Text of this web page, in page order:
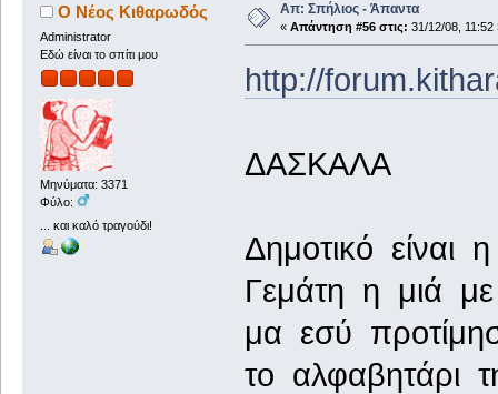
Ο Νέος Κιθαρωδός
Administrator
Εδώ είναι το σπίτι μου
Μηνύματα: 3371
Φύλο:
... και καλό τραγούδι!
Απ: Σπήλιος - Άπαντα
« Απάντηση #56 στις: 31/12/08, 11:52
http://
ΔΑΣΚΑΛΑ
Δημοτικό είναι
Γεμάτη η μιά με
μα εσύ
το αλφαβητάρι